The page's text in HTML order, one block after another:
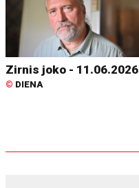
Zirnis joko - 11.06.2026
© DIENA